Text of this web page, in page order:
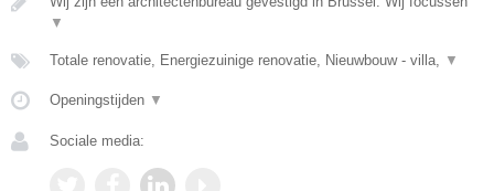
▼
Totale renovatie, Energiezuinige renovatie, Nieuwbouw - villa, ▼
Openingstijden ▼
Sociale media: